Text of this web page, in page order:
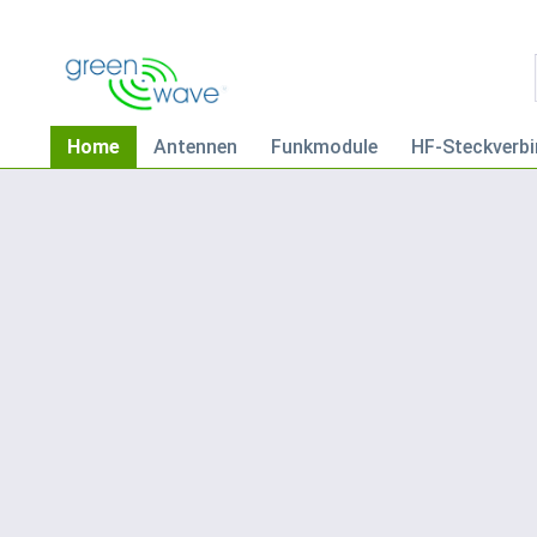
Home Antennen Funkmodule HF-